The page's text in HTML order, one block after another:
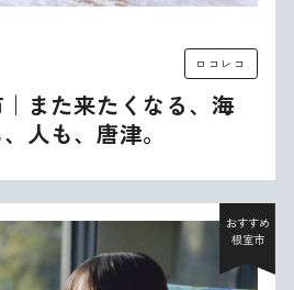
ロコレコ
また来たくなる、海
人も、唐津。
おすすめ
根室市